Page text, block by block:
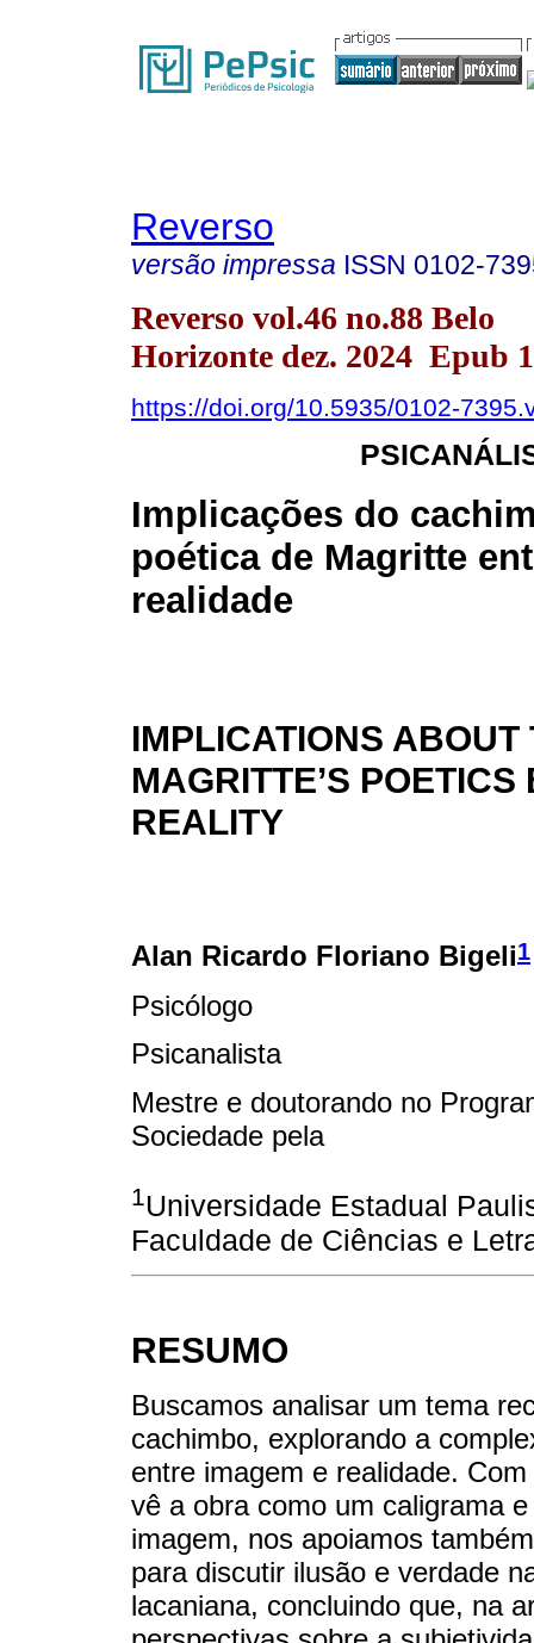
Reverso
versão impressa ISSN 0102-
Reverso vol.46 no.88 Belo
Horizonte dez. 2024 Epub
https://doi.org/10.5935/0102-
Implicações do
poética de Magritte
realidade
IMPLICATIONS ABOUT
MAGRITTE’S
REALITY
Alan Ricardo Floriano Bigeli1
Psicólogo
Psicanalista
Mestre e doutorando no
Sociedade pela
1Universidade Estadual
Faculdade de Ciências e
RESUMO
Buscamos analisar um tema
cachimbo, explorando a
entre imagem e realidade.
vê a obra como um caligrama
imagem, nos apoiamos
para discutir ilusão e verdade
lacaniana, concluindo que, na